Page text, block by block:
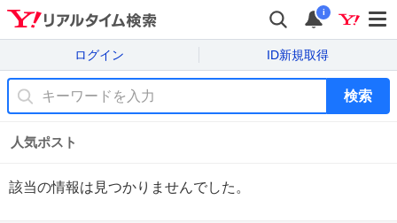
i
ログイン ID新規取得
検索
人気ポスト
該当の情報は見つかりませんでした。